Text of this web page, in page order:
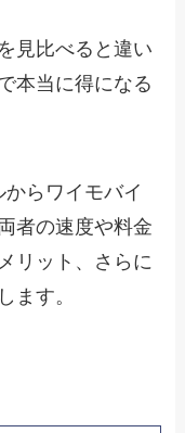
見比べると違い
本当に得になる
らワイモバイ
者の速度や料金
リット、さらに
ます。